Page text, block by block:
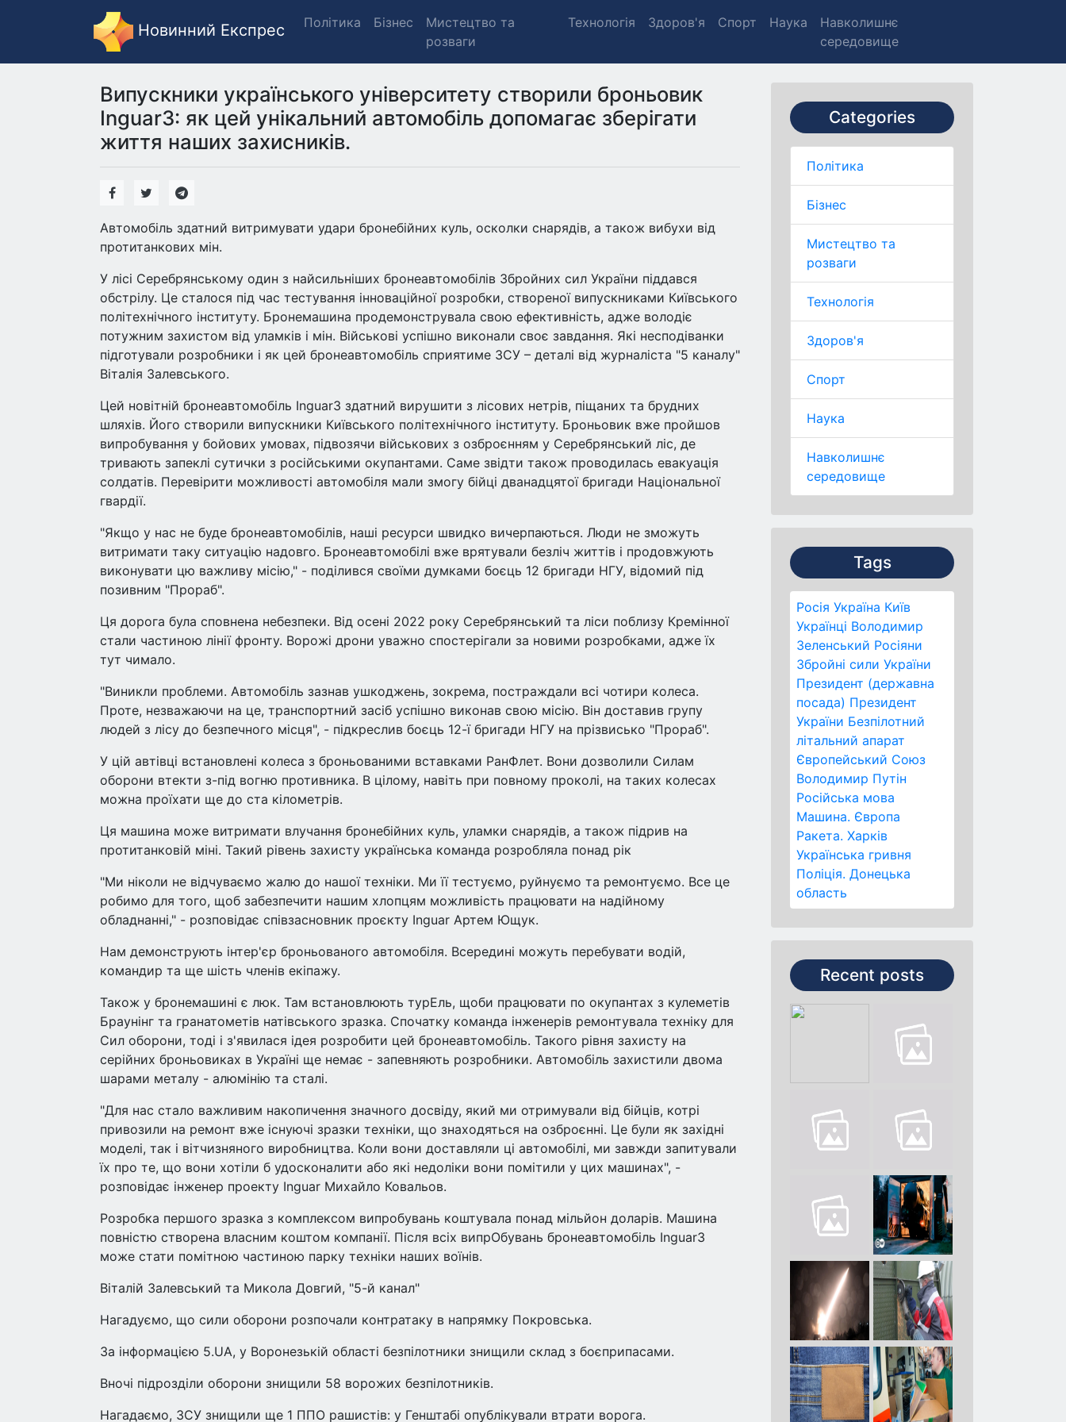
Новинний Експрес Політика Бізнес
Мистецтво та
розваги
Технологія Здоров'я Спорт Наука
Навколишнє
середовище
Categories
Політика
Бізнес
Мистецтво та
розваги
Технологія
Здоров'я
Спорт
Наука
Навколишнє
середовище
Tags
Росія Україна Київ
Українці Володимир
Зеленський Росіяни
Збройні сили України
Президент (державна
посада) Президент
України Безпілотний
літальний апарат
Європейський Союз
Володимир Путін
Російська мова
Машина. Європа
Ракета. Харків
Українська гривня
Поліція. Донецька
область
Recent posts
Випускники українського університету створили броньовик
Inguar3: як цей унікальний автомобіль допомагає зберігати
життя наших захисників.
Автомобіль здатний витримувати удари бронебійних куль, осколки снарядів, а також вибухи від
протитанкових мін.
У лісі Серебрянському один з найсильніших бронеавтомобілів Збройних сил України піддався
обстрілу. Це сталося під час тестування інноваційної розробки, створеної випускниками Київського
політехнічного інституту. Бронемашина продемонструвала свою ефективність, адже володіє
потужним захистом від уламків і мін. Військові успішно виконали своє завдання. Які несподіванки
підготували розробники і як цей бронеавтомобіль сприятиме ЗСУ – деталі від журналіста "5 каналу"
Віталія Залевського.
Цей новітній бронеавтомобіль Inguar3 здатний вирушити з лісових нетрів, піщаних та брудних
шляхів. Його створили випускники Київського політехнічного інституту. Броньовик вже пройшов
випробування у бойових умовах, підвозячи військових з озброєнням у Серебрянський ліс, де
тривають запеклі сутички з російськими окупантами. Саме звідти також проводилась евакуація
солдатів. Перевірити можливості автомобіля мали змогу бійці дванадцятої бригади Національної
гвардії.
"Якщо у нас не буде бронеавтомобілів, наші ресурси швидко вичерпаються. Люди не зможуть
витримати таку ситуацію надовго. Бронеавтомобілі вже врятували безліч життів і продовжують
виконувати цю важливу місію," - поділився своїми думками боєць 12 бригади НГУ, відомий під
позивним "Прораб".
Ця дорога була сповнена небезпеки. Від осені 2022 року Серебрянський та ліси поблизу Кремінної
стали частиною лінії фронту. Ворожі дрони уважно спостерігали за новими розробками, адже їх
тут чимало.
"Виникли проблеми. Автомобіль зазнав ушкоджень, зокрема, постраждали всі чотири колеса.
Проте, незважаючи на це, транспортний засіб успішно виконав свою місію. Він доставив групу
людей з лісу до безпечного місця", - підкреслив боєць 12-ї бригади НГУ на прізвисько "Прораб".
У цій автівці встановлені колеса з броньованими вставками РанФлет. Вони дозволили Силам
оборони втекти з-під вогню противника. В цілому, навіть при повному проколі, на таких колесах
можна проїхати ще до ста кілометрів.
Ця машина може витримати влучання бронебійних куль, уламки снарядів, а також підрив на
протитанковій міні. Такий рівень захисту українська команда розробляла понад рік
"Ми ніколи не відчуваємо жалю до нашої техніки. Ми її тестуємо, руйнуємо та ремонтуємо. Все це
робимо для того, щоб забезпечити нашим хлопцям можливість працювати на надійному
обладнанні," - розповідає співзасновник проєкту Inguar Артем Ющук.
Нам демонструють інтер'єр броньованого автомобіля. Всередині можуть перебувати водій,
командир та ще шість членів екіпажу.
Також у бронемашині є люк. Там встановлюють турЕль, щоби працювати по окупантах з кулеметів
Браунінг та гранатометів натівського зразка. Спочатку команда інженерів ремонтувала техніку для
Сил оборони, тоді і з'явилася ідея розробити цей бронеавтомобіль. Такого рівня захисту на
серійних броньовиках в Україні ще немає - запевняють розробники. Автомобіль захистили двома
шарами металу - алюмінію та сталі.
"Для нас стало важливим накопичення значного досвіду, який ми отримували від бійців, котрі
привозили на ремонт вже існуючі зразки техніки, що знаходяться на озброєнні. Це були як західні
моделі, так і вітчизняного виробництва. Коли вони доставляли ці автомобілі, ми завжди запитували
їх про те, що вони хотіли б удосконалити або які недоліки вони помітили у цих машинах", -
розповідає інженер проекту Inguar Михайло Ковальов.
Розробка першого зразка з комплексом випробувань коштувала понад мільйон доларів. Машина
повністю створена власним коштом компанії. Після всіх випрОбувань бронеавтомобіль Inguar3
може стати помітною частиною парку техніки наших воїнів.
Віталій Залевський та Микола Довгий, "5-й канал"
Нагадуємо, що сили оборони розпочали контратаку в напрямку Покровська.
За інформацією 5.UA, у Воронезькій області безпілотники знищили склад з боєприпасами.
Вночі підрозділи оборони знищили 58 ворожих безпілотників.
Нагадаємо, ЗСУ знищили ще 1 ППО рашистів: у Генштабі опублікували втрати ворога.